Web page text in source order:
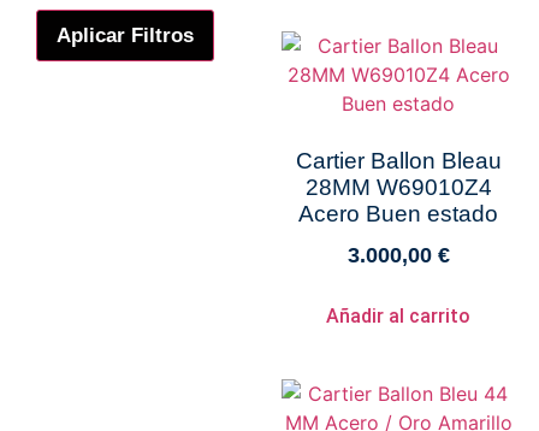
Aplicar Filtros
Cartier Ballon Bleau
28MM W69010Z4
Acero Buen estado
3.000,00 €
Añadir al carrito